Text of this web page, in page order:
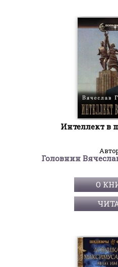
Интеллект в
Головнин
О